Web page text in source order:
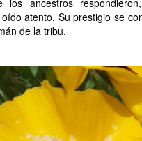
atento. Su prestigio se
de la tribu.